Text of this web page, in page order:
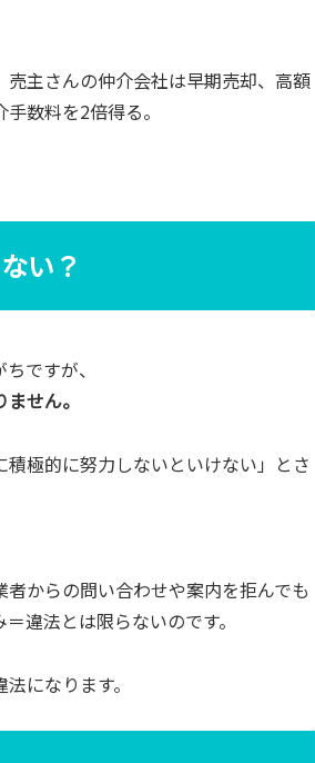
主さんの仲介会社は早期売却、高額
数料を2倍得る。
い？
ですが、
せん。
極的に努力しないといけない」とさ
者からの問い合わせや案内を拒んでも
違法とは限らないのです。
になります。